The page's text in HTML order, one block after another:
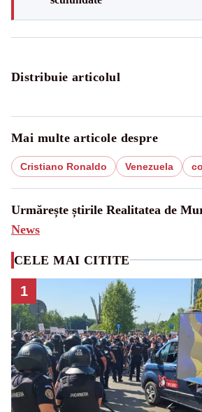
Distribuie articolul
Mai multe articole despre
Cristiano Ronaldo Venezuela
Urmărește știrile Realitatea de
News
CELE MAI CITITE
1